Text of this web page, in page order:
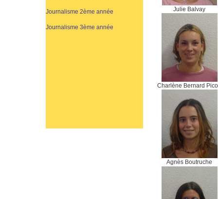
Journalisme 2ème année
Journalisme 3ème année
Julie Balvay
Charlène Bernard
Agnès Boutruche